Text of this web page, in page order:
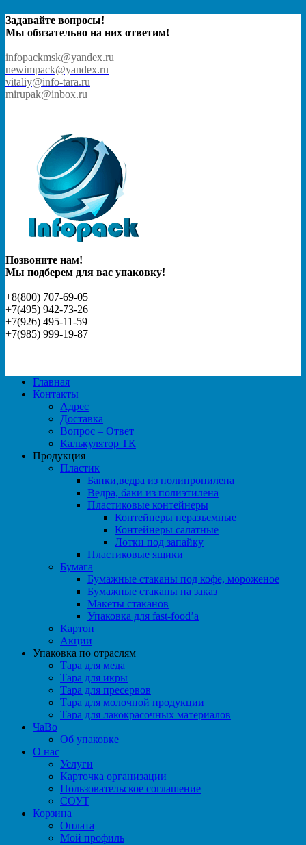
Задавайте вопросы!
Мы обязательно на них ответим!
infopackmsk@yandex.ru
newimpack@yandex.ru
vitaliy@info-tara.ru
mirupak@inbox.ru
Позвоните нам!
Мы подберем для вас упаковку!
+8(800) 707-69-05
+7(495) 942-73-26
+7(926) 495-11-59
+7(985) 999-19-87
Главная
Контакты
Адрес
Доставка
Вопрос – Ответ
Калькулятор ТК
Продукция
Пластик
Банки,ведра из полипропилена
Ведра, баки из полиэтилена
Пластиковые контейнеры
Контейнеры неразъемные
Контейнеры салатные
Лотки под запайку
Пластиковые ящики
Бумага
Бумажные стаканы под кофе, мороженое
Бумажные стаканы на заказ
Макеты стаканов
Упаковка для fast-food’а
Картон
Акции
Упаковка по отраслям
Тара для меда
Тара для икры
Тара для пресервов
Тара для молочной продукции
Тара для лакокрасочных материалов
ЧаВо
Об упаковке
О нас
Услуги
Карточка организации
Пользовательское соглашение
СОУТ
Корзина
Оплата
Мой профиль